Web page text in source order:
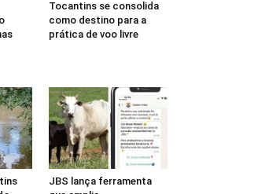
Tocantins se consolida
como destino para a
prática de voo livre
JBS lança ferramenta